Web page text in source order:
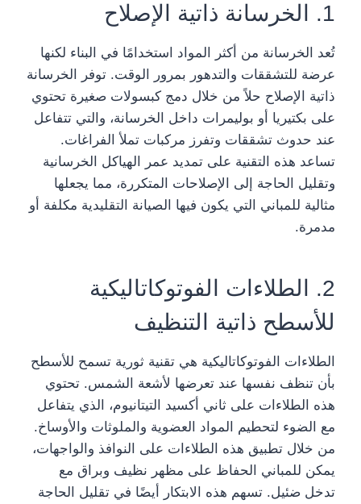
1. الخرسانة ذاتية الإصلاح
تُعد الخرسانة من أكثر المواد استخدامًا في البناء لكنها
عرضة للتشققات والتدهور بمرور الوقت. توفر الخرسانة
ذاتية الإصلاح حلاً من خلال دمج كبسولات صغيرة تحتوي
على بكتيريا أو بوليمرات داخل الخرسانة، والتي تتفاعل
عند حدوث تشققات وتفرز مركبات تملأ الفراغات.
تساعد هذه التقنية على تمديد عمر الهياكل الخرسانية
وتقليل الحاجة إلى الإصلاحات المتكررة، مما يجعلها
مثالية للمباني التي يكون فيها الصيانة التقليدية مكلفة أو
مدمرة.
2. الطلاءات الفوتوكاتاليكية
للأسطح ذاتية التنظيف
الطلاءات الفوتوكاتاليكية هي تقنية ثورية تسمح للأسطح
بأن تنظف نفسها عند تعرضها لأشعة الشمس. تحتوي
هذه الطلاءات على ثاني أكسيد التيتانيوم، الذي يتفاعل
مع الضوء لتحطيم المواد العضوية والملوثات والأوساخ.
من خلال تطبيق هذه الطلاءات على النوافذ والواجهات،
يمكن للمباني الحفاظ على مظهر نظيف وبراق مع
تدخل ضئيل. تسهم هذه الابتكار أيضًا في تقليل الحاجة